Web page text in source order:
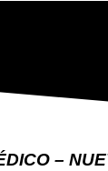
–